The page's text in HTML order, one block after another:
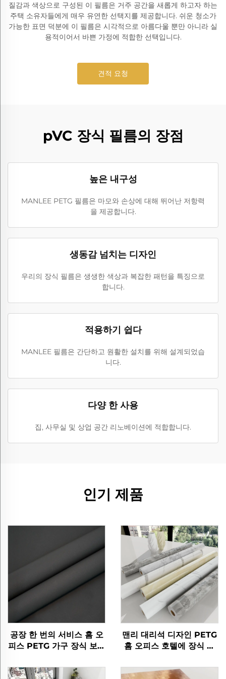
질감과 색상으로 구성된 이 필름은 거주 공간을 새롭게 하고자 하는
주택 소유자들에게 매우 유연한 선택지를 제공합니다. 쉬운 청소가
가능한 표면 덕분에 이 필름은 시각적으로 아름다울 뿐만 아니라 실
용적이어서 바쁜 가정에 적합한 선택입니다.
견적 요청
pVC 장식 필름의 장점
높은 내구성
MANLEE PETG 필름은 마모와 손상에 대해 뛰어난 저항력
을 제공합니다.
생동감 넘치는 디자인
우리의 장식 필름은 생생한 색상과 복잡한 패턴을 특징으로
합니다.
적용하기 쉽다
MANLEE 필름은 간단하고 원활한 설치를 위해 설계되었습
니다.
다양 한 사용
집, 사무실 및 상업 공간 리노베이션에 적합합니다.
인기 제품
공장 한 번의 서비스 홈 오
피스 PETG 가구 장식 보호
바닥 벽 패널 시트
맨리 대리석 디자인 PETG
홈 오피스 호텔에 장식 가